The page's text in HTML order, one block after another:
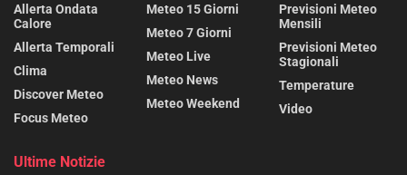
Allerta Ondata
Calore
Allerta Temporali
Clima
Discover Meteo
Focus Meteo
Meteo 15 Giorni
Meteo 7 Giorni
Meteo Live
Meteo News
Meteo Weekend
Previsioni Meteo
Mensili
Previsioni Meteo
Stagionali
Temperature
Video
Ultime Notizie